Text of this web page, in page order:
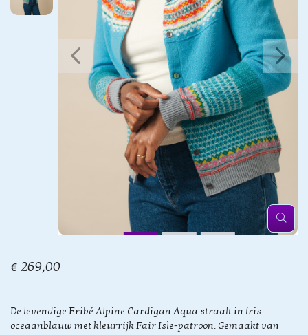
€ 269,00
De levendige Eribé Alpine Cardigan Aqua straalt in fris
oceaanblauw met kleurrijk Fair Isle-patroon. Gemaakt van